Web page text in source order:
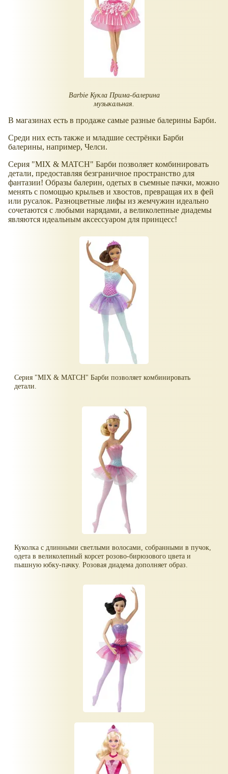
Barbie Кукла Прима-балерина
музыкальная.
В магазинах есть в продаже самые разные балерины Барби.
Среди них есть также и младшие сестрёнки Барби
балерины, например, Челси.
Серия "MIX & MATCH" Барби позволяет комбинировать
детали, предоставляя безграничное пространство для
фантазии! Образы балерин, одетых в съемные пачки, можно
менять с помощью крыльев и хвостов, превращая их в фей
или русалок. Разноцветные лифы из жемчужин идеально
сочетаются с любыми нарядами, а великолепные диадемы
являются идеальным аксессуаром для принцесс!
Серия "MIX & MATCH" Барби позволяет комбинировать
детали.
Куколка с длинными светлыми волосами, собранными в пучок,
одета в великолепный корсет розово-бирюзового цвета и
пышную юбку-пачку. Розовая диадема дополняет образ.